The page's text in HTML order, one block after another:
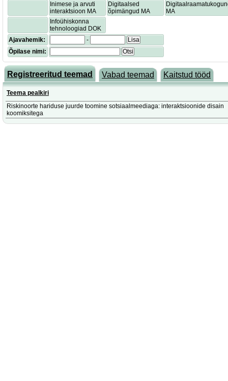
Inimese ja arvuti
interaktsioon MA
Digitaalsed
õpimängud MA
MA
Infoühiskonna
tehnoloogiad DOK
Ajavahemik:
-
Lisa
Õpilase nimi:
Otsi
Registreeritud teemad Vabad teemad Kaitstud tööd
Teema pealkiri
Riskinoorte hariduse juurde toomine sotsiaalmeediaga: interaktsioonide disain
koomiksitega